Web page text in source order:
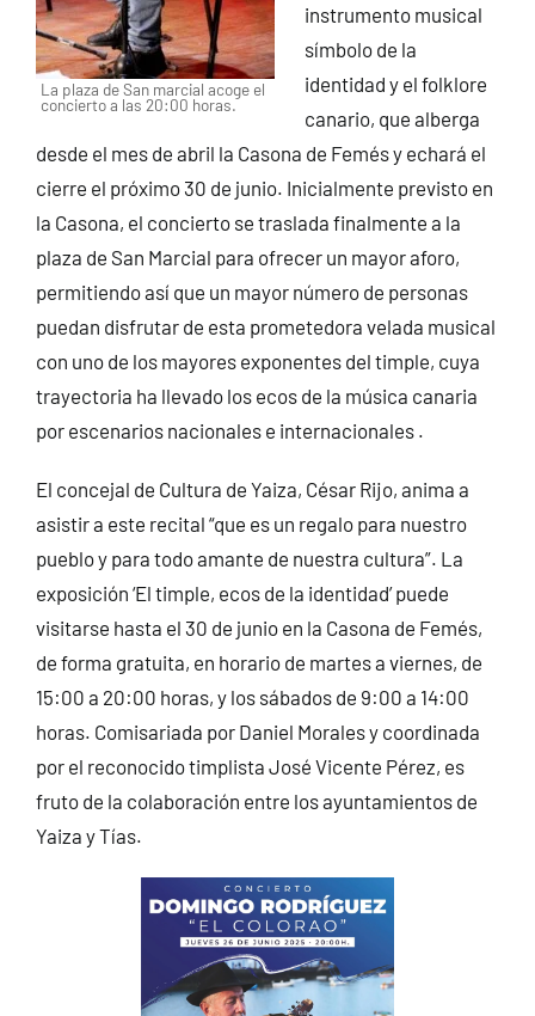
La plaza de San marcial acoge el
concierto a las 20:00 horas.
instrumento musical
símbolo de la
identidad y el folklore
canario, que alberga
desde el mes de abril la Casona de Femés y echará el
cierre el próximo 30 de junio. Inicialmente previsto en
la Casona, el concierto se traslada finalmente a la
plaza de San Marcial para ofrecer un mayor aforo,
permitiendo así que un mayor número de personas
puedan disfrutar de esta prometedora velada musical
con uno de los mayores exponentes del timple, cuya
trayectoria ha llevado los ecos de la música canaria
por escenarios nacionales e internacionales .
El concejal de Cultura de Yaiza, César Rijo, anima a
asistir a este recital “que es un regalo para nuestro
pueblo y para todo amante de nuestra cultura”. La
exposición ‘El timple, ecos de la identidad’ puede
visitarse hasta el 30 de junio en la Casona de Femés,
de forma gratuita, en horario de martes a viernes, de
15:00 a 20:00 horas, y los sábados de 9:00 a 14:00
horas. Comisariada por Daniel Morales y coordinada
por el reconocido timplista José Vicente Pérez, es
fruto de la colaboración entre los ayuntamientos de
Yaiza y Tías.